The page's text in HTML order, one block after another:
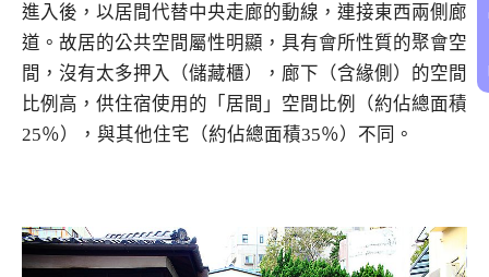
進入後，以居間代替中央走廊的動線，連接東西兩側廊
道。故居的公共空間屬性明顯，具有會所性質的聚會空
間，沒有太多押入（儲藏櫃），廊下（含緣側）的空間
比例高，供住宿使用的「居間」空間比例（約佔總面積
25％），與其他住宅（約佔總面積35％）不同。